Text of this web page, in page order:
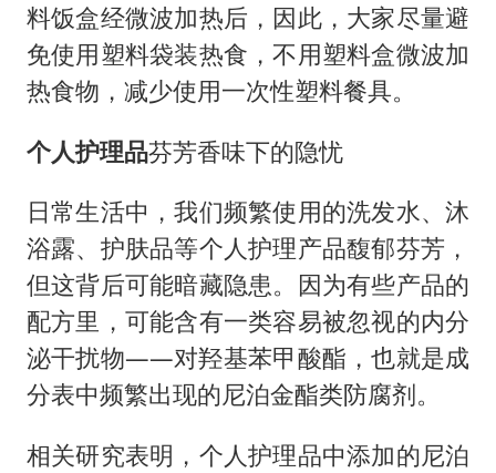
料饭盒经微波加热后，因此，大家尽量避
免使用塑料袋装热食，不用塑料盒微波加
热食物，减少使用一次性塑料餐具。
个人护理品芬芳香味下的隐忧
日常生活中，我们频繁使用的洗发水、沐
浴露、护肤品等个人护理产品馥郁芬芳，
但这背后可能暗藏隐患。因为有些产品的
配方里，可能含有一类容易被忽视的内分
泌干扰物——对羟基苯甲酸酯，也就是成
分表中频繁出现的尼泊金酯类防腐剂。
相关研究表明，个人护理品中添加的尼泊